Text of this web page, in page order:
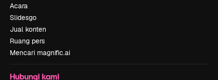
Acara
Slidesgo
Jual konten
Ruang pers
Mencari magnific.ai
Hubungi kami